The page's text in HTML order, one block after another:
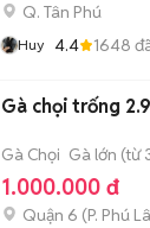
Q. Tân Phú
Huy 4.4 1648
Gà chọi trống
Gà Chọi Gà lớn (từ
1.000.000 đ
Quận 6 (P. Phú